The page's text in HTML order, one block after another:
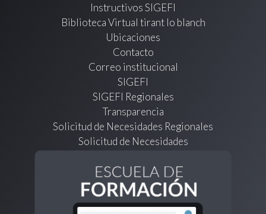
Instructivos SIGEFI
Biblioteca Virtual tirant lo blanch
Ubicaciones
Contacto
Correo institucional
SIGEFI
SIGEFI Regionales
Transparencia
Solicitud de Necesidades Regionales
Solicitud de Necesidades